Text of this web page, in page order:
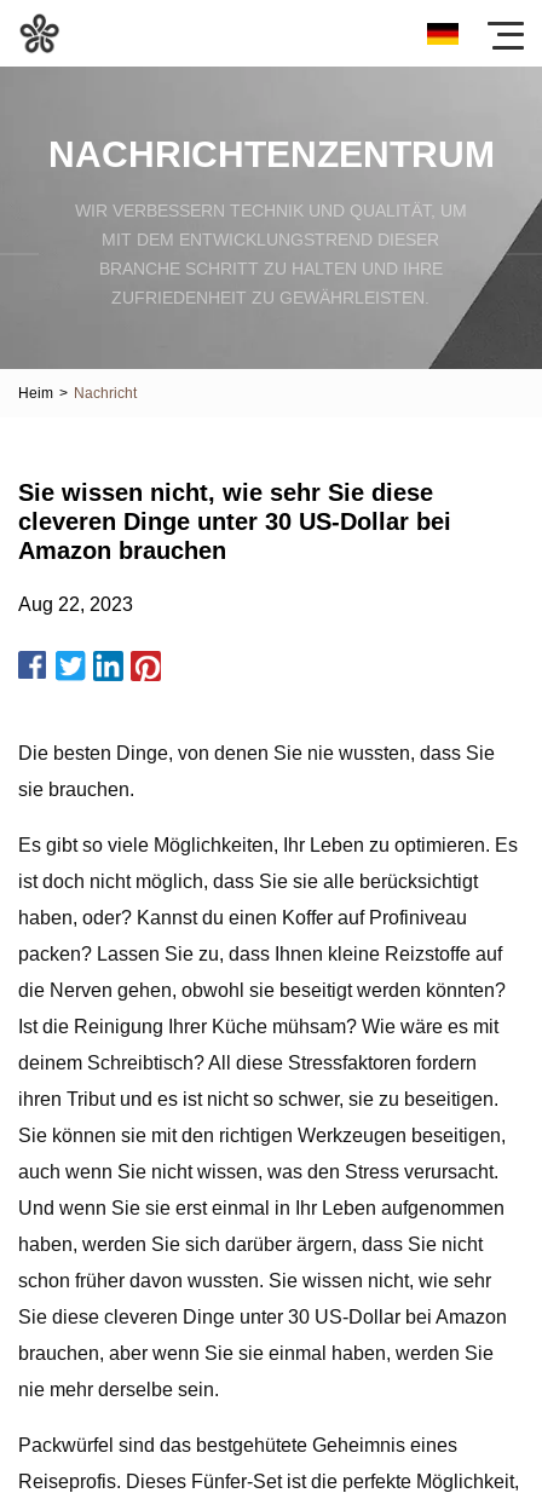
NACHRICHTENZENTRUM
WIR VERBESSERN TECHNIK UND QUALITÄT, UM
MIT DEM ENTWICKLUNGSTREND DIESER
BRANCHE SCHRITT ZU HALTEN UND IHRE
ZUFRIEDENHEIT ZU GEWÄHRLEISTEN.
Heim > Nachricht
Sie wissen nicht, wie sehr Sie diese
cleveren Dinge unter 30 US-Dollar bei
Amazon brauchen
Aug 22, 2023
Die besten Dinge, von denen Sie nie wussten, dass Sie
sie brauchen.
Es gibt so viele Möglichkeiten, Ihr Leben zu optimieren. Es
ist doch nicht möglich, dass Sie sie alle berücksichtigt
haben, oder? Kannst du einen Koffer auf Profiniveau
packen? Lassen Sie zu, dass Ihnen kleine Reizstoffe auf
die Nerven gehen, obwohl sie beseitigt werden könnten?
Ist die Reinigung Ihrer Küche mühsam? Wie wäre es mit
deinem Schreibtisch? All diese Stressfaktoren fordern
ihren Tribut und es ist nicht so schwer, sie zu beseitigen.
Sie können sie mit den richtigen Werkzeugen beseitigen,
auch wenn Sie nicht wissen, was den Stress verursacht.
Und wenn Sie sie erst einmal in Ihr Leben aufgenommen
haben, werden Sie sich darüber ärgern, dass Sie nicht
schon früher davon wussten. Sie wissen nicht, wie sehr
Sie diese cleveren Dinge unter 30 US-Dollar bei Amazon
brauchen, aber wenn Sie sie einmal haben, werden Sie
nie mehr derselbe sein.
Packwürfel sind das bestgehütete Geheimnis eines
Reiseprofis. Dieses Fünfer-Set ist die perfekte Möglichkeit,